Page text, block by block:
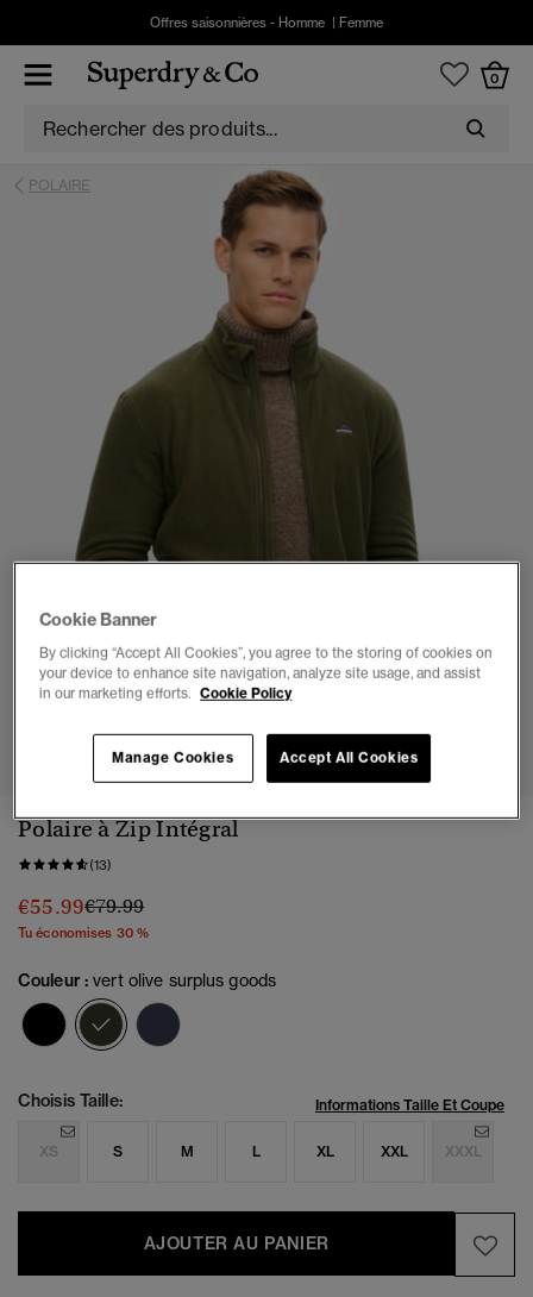
Offres saisonnières - Homme Femme
0
POLAIRE
1 2 3 4 5
Polaire à Zip Intégral
(13)
€55.99Prix réduit de
€79.99à
Tu économises 30 %
Couleur :vert olive surplus goods
sélectionné
Choisis Taille: Informations Taille Et Coupe
XS S M L XL XXL XXXL
AJOUTER AU PANIER
Cookie Banner
By clicking “Accept All Cookies”, you agree to the storing of cookies on
your device to enhance site navigation, analyze site usage, and assist
in our marketing efforts. Cookie Policy
Accept All Cookies
Manage Cookies